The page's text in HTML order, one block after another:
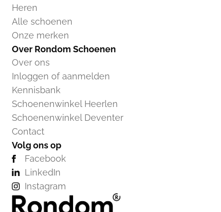
Heren
Alle schoenen
Onze merken
Over Rondom Schoenen
Over ons
Inloggen of aanmelden
Kennisbank
Schoenenwinkel Heerlen
Schoenenwinkel Deventer
Contact
Volg ons op
Facebook
LinkedIn
Instagram